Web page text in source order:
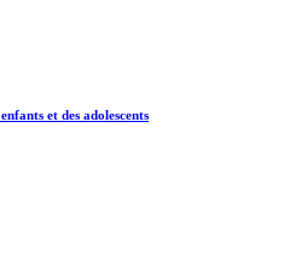
et des adolescents